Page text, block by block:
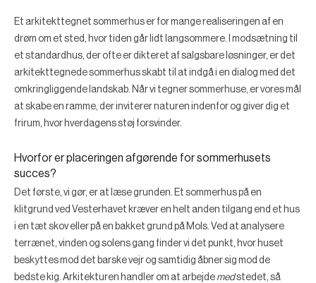
Et arkitekttegnet sommerhus er for mange realiseringen af en
drøm om et sted, hvor tiden går lidt langsommere. I modsætning til
et standardhus, der ofte er dikteret af salgsbare løsninger, er det
arkitekttegnede sommerhus skabt til at indgå i en dialog med det
omkringliggende landskab. Når vi tegner sommerhuse, er vores mål
at skabe en ramme, der inviterer naturen indenfor og giver dig et
frirum, hvor hverdagens støj forsvinder.
Hvorfor er placeringen afgørende for sommerhusets
succes?
Det første, vi gør, er at læse grunden. Et sommerhus på en
klitgrund ved Vesterhavet kræver en helt anden tilgang end et hus
i en tæt skov eller på en bakket grund på Mols. Ved at analysere
terrænet, vinden og solens gang finder vi det punkt, hvor huset
beskyttes mod det barske vejr og samtidig åbner sig mod de
bedste kig. Arkitekturen handler om at arbejde medstedet, så